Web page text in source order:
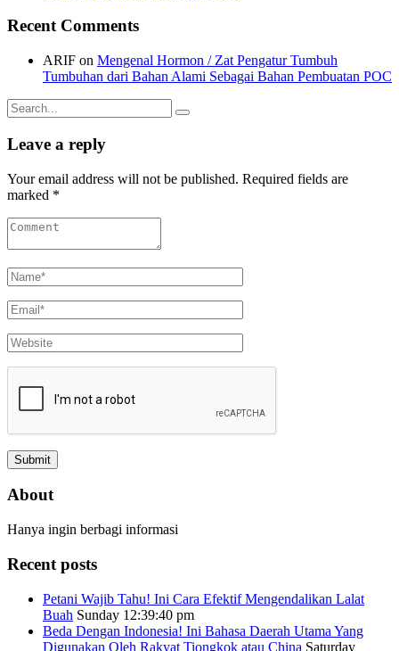
Recent Comments
ARIF on Mengenal Hormon / Zat Pengatur Tumbuh
Tumbuhan dari Bahan Alami Sebagai Bahan Pembuatan POC
Search
for:
Leave a reply
Your email address will not be published. Required fields are
marked *
About
Hanya ingin berbagi informasi
Recent posts
Petani Wajib Tahu! Ini Cara Efektif Mengendalikan Lalat
Buah Sunday 12:39:40 pm
Beda Dengan Indonesia! Ini Bahasa Daerah Utama Yang
Digunakan Oleh Rakyat Tiongkok atau China Saturday